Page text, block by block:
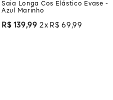
Saia Longa Cos Elástico Evase -
Azul Marinho
R$ 139,99 2 R$ 69 ,99